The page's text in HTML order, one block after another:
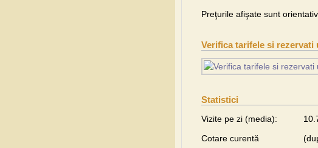
Preţurile afişate sunt
Verifica tarifele si rezervati
Statistici
Vizite pe zi (media):
Cotare curentă